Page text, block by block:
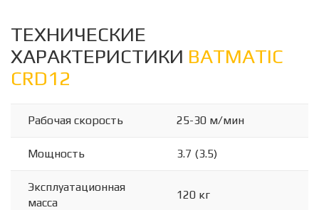
ТЕХНИЧЕСКИЕ
ХАРАКТЕРИСТИКИ BATMATIC
CRD12
Рабочая скорость 25-30 м/мин
Мощность 3.7 (3.5)
Эксплуатационная
масса
120 кг